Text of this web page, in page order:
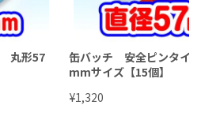
丸形57
缶バッチ 安全ピンタイ
mmサイズ【15個】
¥1,320